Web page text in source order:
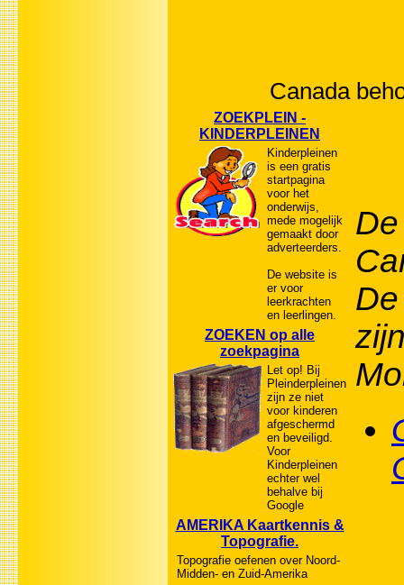
Canada
ZOEKPLEIN -
KINDERPLEINEN
Kinderpleinen
is een gratis
startpagina
voor het
onderwijs,
mede mogelijk
gemaakt door
adverteerders.
De website is
er voor
leerkrachten
en leerlingen.
ZOEKEN op alle
zoekpagina
Let op! Bij
Pleinderpleinen
zijn ze niet
voor kinderen
afgeschermd
en beveiligd.
Voor
Kinderpleinen
echter wel
behalve bij
Google
AMERIKA Kaartkennis &
Topografie.
Topografie oefenen over Noord-
Midden- en Zuid-Amerika